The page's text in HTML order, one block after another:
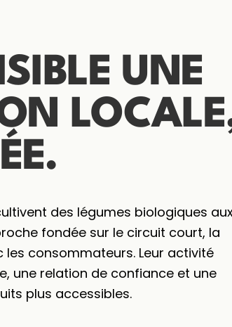
UNE
des légumes biologiques
fondée sur le circuit court, la
consommateurs. Leur activité
une relation de confiance et une
plus accessibles.